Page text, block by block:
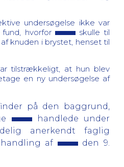
undersøgelse ikke var
hvorfor
skulle til
knuden i brystet, henset til
tilstrækkeligt, at hun blev
en ny undersøgelse af
på den baggrund,
handlede under
anerkendt faglig
af
den 9.